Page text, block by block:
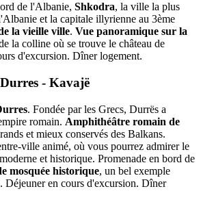
de l'Albanie, Shkodra, la ville la plus
et la capitale illyrienne au 3ème
la vieille ville. Vue panoramique sur la
la colline où se trouve le château de
d'excursion. Dîner logement.
- Kavajë
. Fondée par les Grecs, Durrës a
romain. Amphithéâtre romain de
et mieux conservés des Balkans.
ville animé, où vous pourrez admirer le
et historique. Promenade en bord de
mosquée historique, un bel exemple
Déjeuner en cours d'excursion. Dîner